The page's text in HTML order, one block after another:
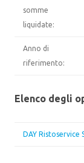
somme
liquidate:
Anno di
riferimento:
Elenco degli
DAY Ristoservice